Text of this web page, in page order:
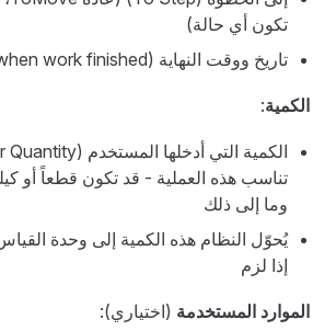
تكون أي حالة)
تاريخ ووقت النهاية (when work finished)
الكمية:
تناسب هذه العملية - قد تكون قطعاً أو
وما إلى ذلك
يُحوّل النظام هذه الكمية إلى وحدة
إذا لزم
الموارد المستخدمة (اختياري):